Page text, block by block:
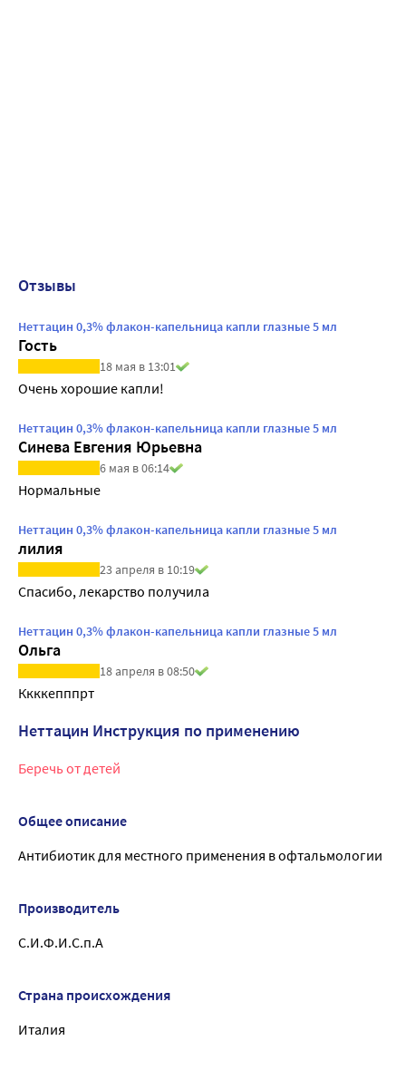
Отзывы
Неттацин 0,3% флакон-капельница капли глазные 5 мл
Гость
18 мая в 13:01
Очень хорошие капли!
Неттацин 0,3% флакон-капельница капли глазные 5 мл
Синева Евгения Юрьевна
6 мая в 06:14
Нормальные
Неттацин 0,3% флакон-капельница капли глазные 5 мл
лилия
23 апреля в 10:19
Спасибо, лекарство получила
Неттацин 0,3% флакон-капельница капли глазные 5 мл
Ольга
18 апреля в 08:50
Ккккепппрт
Неттацин Инструкция по применению
Беречь от детей
Общее описание
Антибиотик для местного применения в офтальмологии
Производитель
С.И.Ф.И.С.п.А
Страна происхождения
Италия